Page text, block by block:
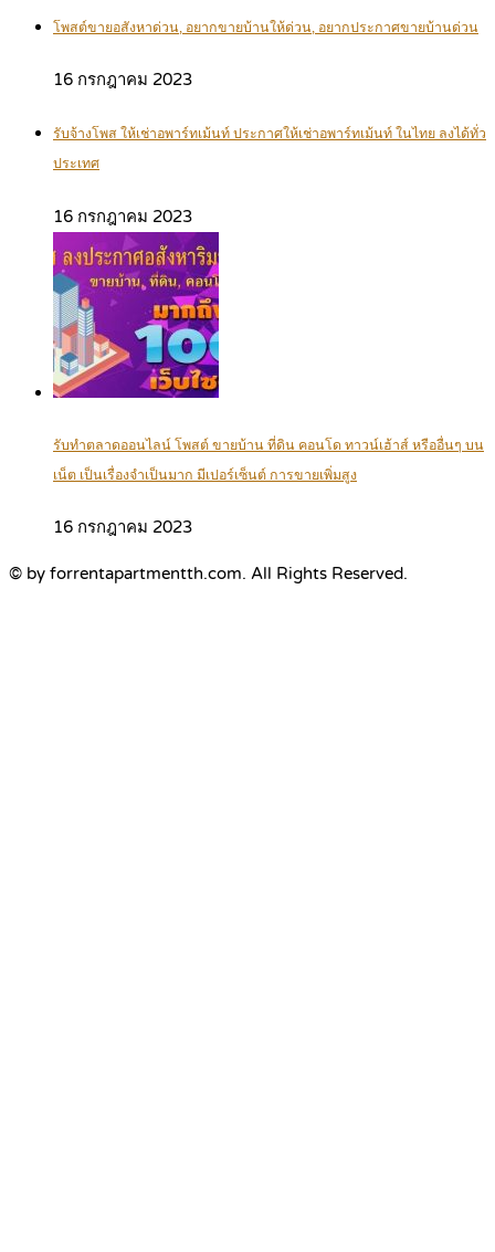
โพสต์ขายอสังหาด่วน, อยากขายบ้านให้ด่วน, อยากประกาศขายบ้านด่วน
16 กรกฎาคม 2023
รับจ้างโพส ให้เช่าอพาร์ทเม้นท์ ประกาศให้เช่าอพาร์ทเม้นท์ ในไทย ลงได้ทั่ว
ประเทศ
16 กรกฎาคม 2023
รับทำตลาดออนไลน์ โพสต์ ขายบ้าน ที่ดิน คอนโด ทาวน์เฮ้าส์ หรืออื่นๆ บน
เน็ต เป็นเรื่องจำเป็นมาก มีเปอร์เซ็นต์ การขายเพิ่มสูง
16 กรกฎาคม 2023
© by forrentapartmentth.com. All Rights Reserved.